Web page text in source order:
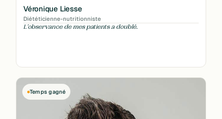
Véronique Liesse
Diététicienne-nutritionniste
L'observance de mes patients a doublé.
Temps gagné